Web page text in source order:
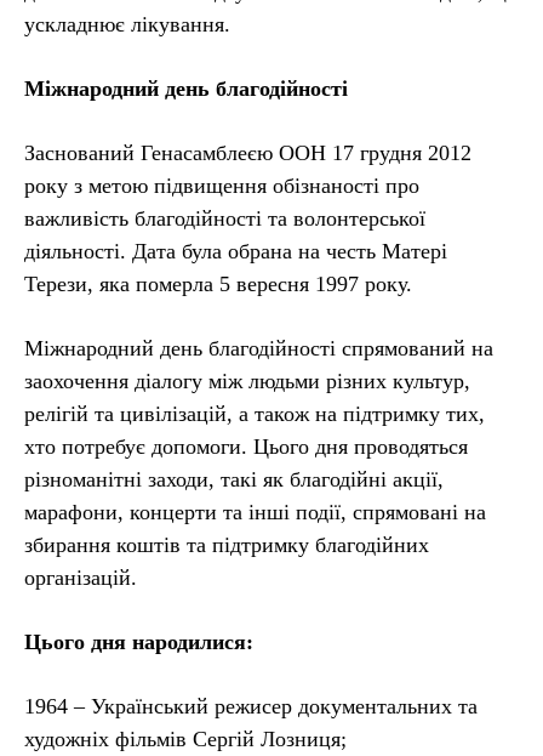
ускладнює лікування.
Міжнародний день благодійності
Заснований Генасамблеєю ООН 17 грудня 2012
року з метою підвищення обізнаності про
важливість благодійності та волонтерської
діяльності. Дата була обрана на честь Матері
Терези, яка померла 5 вересня 1997 року.
Міжнародний день благодійності спрямований на
заохочення діалогу між людьми різних культур,
релігій та цивілізацій, а також на підтримку тих,
хто потребує допомоги. Цього дня проводяться
різноманітні заходи, такі як благодійні акції,
марафони, концерти та інші події, спрямовані на
збирання коштів та підтримку благодійних
організацій.
Цього дня народилися:
1964 – Український режисер документальних та
художніх фільмів Сергій Лозниця;